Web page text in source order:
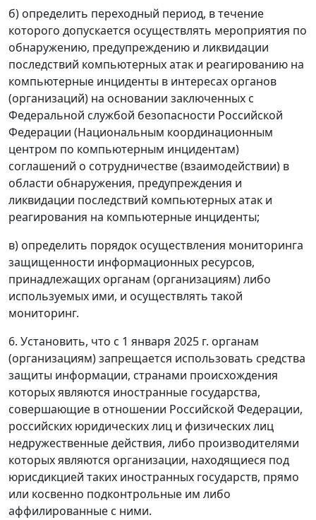
б) определить переходный период, в течение
которого допускается осуществлять мероприятия по
обнаружению, предупреждению и ликвидации
последствий компьютерных атак и реагированию на
компьютерные инциденты в интересах органов
(организаций) на основании заключенных с
Федеральной службой безопасности Российской
Федерации (Национальным координационным
центром по компьютерным инцидентам)
соглашений о сотрудничестве (взаимодействии) в
области обнаружения, предупреждения и
ликвидации последствий компьютерных атак и
реагирования на компьютерные инциденты;
в) определить порядок осуществления мониторинга
защищенности информационных ресурсов,
принадлежащих органам (организациям) либо
используемых ими, и осуществлять такой
мониторинг.
6. Установить, что с 1 января 2025 г. органам
(организациям) запрещается использовать средства
защиты информации, странами происхождения
которых являются иностранные государства,
совершающие в отношении Российской Федерации,
российских юридических лиц и физических лиц
недружественные действия, либо производителями
которых являются организации, находящиеся под
юрисдикцией таких иностранных государств, прямо
или косвенно подконтрольные им либо
аффилированные с ними.